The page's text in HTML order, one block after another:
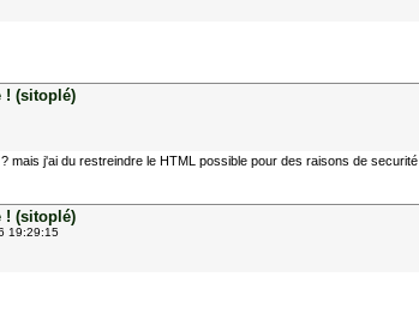
! (sitoplé)
j'ai du restreindre le HTML possible pour des raisons de securité
! (sitoplé)
19:29:15